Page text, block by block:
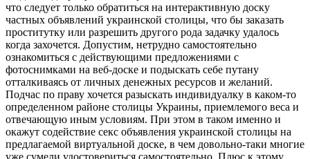
что следует только обратиться на интерактивную доску
частных объявлений украинской столицы, что бы заказать
проститутку или разрешить другого рода задачку удалось
когда захочется. Допустим, нетрудно самостоятельно
ознакомиться с действующими предложениями с
фотоснимками на веб-доске и подыскать себе путану
отталкиваясь от личных денежных ресурсов и желаний.
Подчас по праву хочется разыскать индивидуалку в каком-то
определенном районе столицы Украины, приемлемого веса и
отвечающую иным условиям. При этом в таком именно и
окажут содействие секс объявления украинской столицы на
предлагаемой виртуальной доске, в чем довольно-таки многие
уже сумели удостовериться самостоятельно. Плюс к этому,